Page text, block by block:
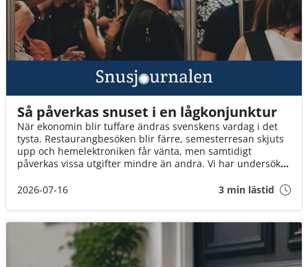
Så påverkas snuset i en lågkonjunktur
När ekonomin blir tuffare ändras svenskens vardag i det
tysta. Restaurangbesöken blir färre, semesterresan skjuts
upp och hemelektroniken får vänta, men samtidigt
påverkas vissa utgifter mindre än andra. Vi har undersökt
snuset står sig i jämförelsen.
2026-07-16 3 min lästid